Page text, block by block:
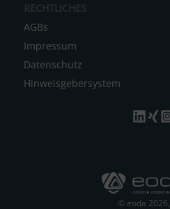
RECHTLICHES
AGBs
Impressum
Datenschutz
Hinweisgebersystem
© eoda 2026,